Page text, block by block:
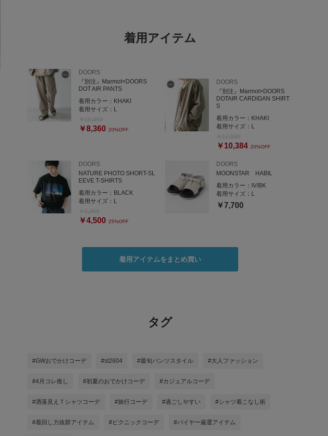
着用アイテム
DOORS
『別注』Marmot×DOORS
DOT AIR PANTS
着用カラー： KHAKI
着用サイズ： L
￥8,360 20%OFF
DOORS
『別注』Marmot×DOORS
DOTAIR CARDIGAN SHIRT
S
着用カラー： KHAKI
着用サイズ： L
￥10,384 20%OFF
DOORS
NATURE PHOTO SHORT-SL
EEVE T-SHIRTS
着用カラー： BLACK
着用サイズ： L
￥4,500 25%OFF
DOORS
MOONSTAR HABIL
着用カラー： IV/BK
着用サイズ： L
￥7,700
着用アイテムをまとめ買い
タグ
#GWおでかけコーデ #st2604 #最旬パンツスタイル #大人ファッション
#4月コレ推し #初夏のおでかけコーデ #カジュアルコーデ
#洒落見えＴシャツコーデ #旅行コーデ #過ごしやすい #シャツ着こなし術
#着回し力抜群アイテム #ピクニックコーデ #バイヤー厳選アイテム